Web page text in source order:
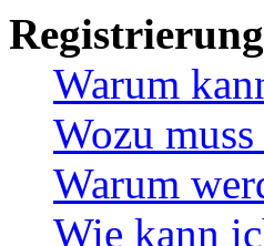
Warum
Wozu
Warum
Wie kann